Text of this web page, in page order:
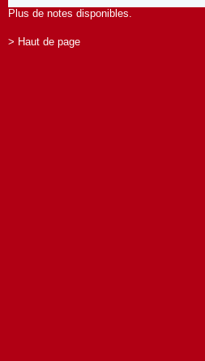
Plus de notes disponibles.
> Haut de page